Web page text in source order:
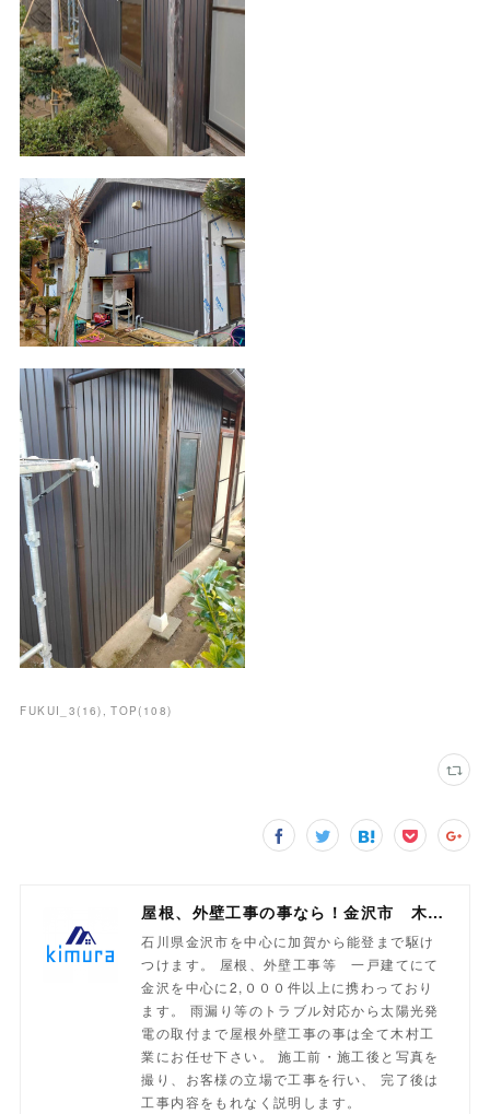
FUKUI_3( 16) TOP( 108)
屋根、外壁工事の事なら！金沢市 木村工業
石川県金沢市を中心に加賀から能登まで駆け
つけます。 屋根、外壁工事等 一戸建てにて
金沢を中心に2,０００件以上に携わっており
ます。 雨漏り等のトラブル対応から太陽光発
電の取付まで屋根外壁工事の事は全て木村工
業にお任せ下さい。 施工前・施工後と写真を
撮り、お客様の立場で工事を行い、 完了後は
工事内容をもれなく説明します。